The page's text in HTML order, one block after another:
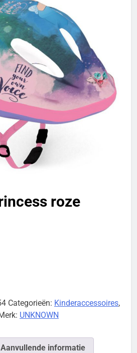
roze
Categorieën: Kinderaccessoires,
UNKNOWN
Aanvullende informatie